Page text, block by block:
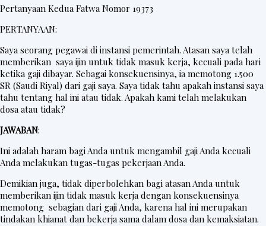
Pertanyaan Kedua Fatwa Nomor 19373
PERTANYAAN:
Saya seorang pegawai di instansi pemerintah. Atasan saya telah
memberikan saya ijin untuk tidak masuk kerja, kecuali pada hari
ketika gaji dibayar. Sebagai konsekuensinya, ia memotong 1.500
SR (Saudi Riyal) dari gaji saya. Saya tidak tahu apakah instansi saya
tahu tentang hal ini atau tidak. Apakah kami telah melakukan
dosa atau tidak?
JAWABAN:
Ini adalah haram bagi Anda untuk mengambil gaji Anda kecuali
Anda melakukan tugas-tugas pekerjaan Anda.
Demikian juga, tidak diperbolehkan bagi atasan Anda untuk
memberikan ijin tidak masuk kerja dengan konsekuensinya
memotong sebagian dari gaji Anda, karena hal ini merupakan
tindakan khianat dan bekerja sama dalam dosa dan kemaksiatan.